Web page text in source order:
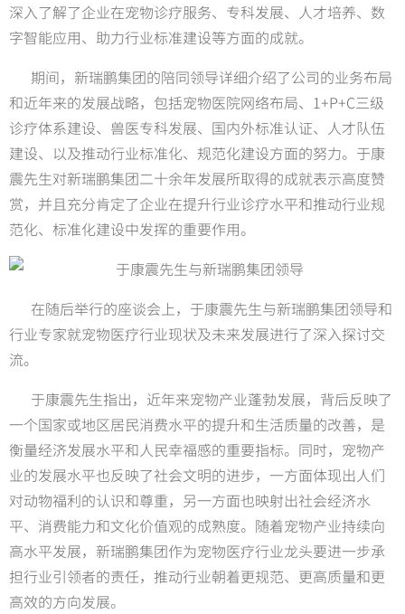
深入了解了企业在宠物诊疗服务、专科发展、人才培养、数
字智能应用、助力行业标准建设等方面的成就。
期间，新瑞鹏集团的陪同领导详细介绍了公司的业务布局
和近年来的发展战略，包括宠物医院网络布局、1+P+C三级
诊疗体系建设、兽医专科发展、国内外标准认证、人才队伍
建设、以及推动行业标准化、规范化建设方面的努力。于康
震先生对新瑞鹏集团二十余年发展所取得的成就表示高度赞
赏，并且充分肯定了企业在提升行业诊疗水平和推动行业规
范化、标准化建设中发挥的重要作用。
在随后举行的座谈会上，于康震先生与新瑞鹏集团领导和
行业专家就宠物医疗行业现状及未来发展进行了深入探讨交
流。
于康震先生指出，近年来宠物产业蓬勃发展，背后反映了
一个国家或地区居民消费水平的提升和生活质量的改善，是
衡量经济发展水平和人民幸福感的重要指标。同时，宠物产
业的发展水平也反映了社会文明的进步，一方面体现出人们
对动物福利的认识和尊重，另一方面也映射出社会经济水
平、消费能力和文化价值观的成熟度。随着宠物产业持续向
高水平发展，新瑞鹏集团作为宠物医疗行业龙头要进一步承
担行业引领者的责任，推动行业朝着更规范、更高质量和更
高效的方向发展。